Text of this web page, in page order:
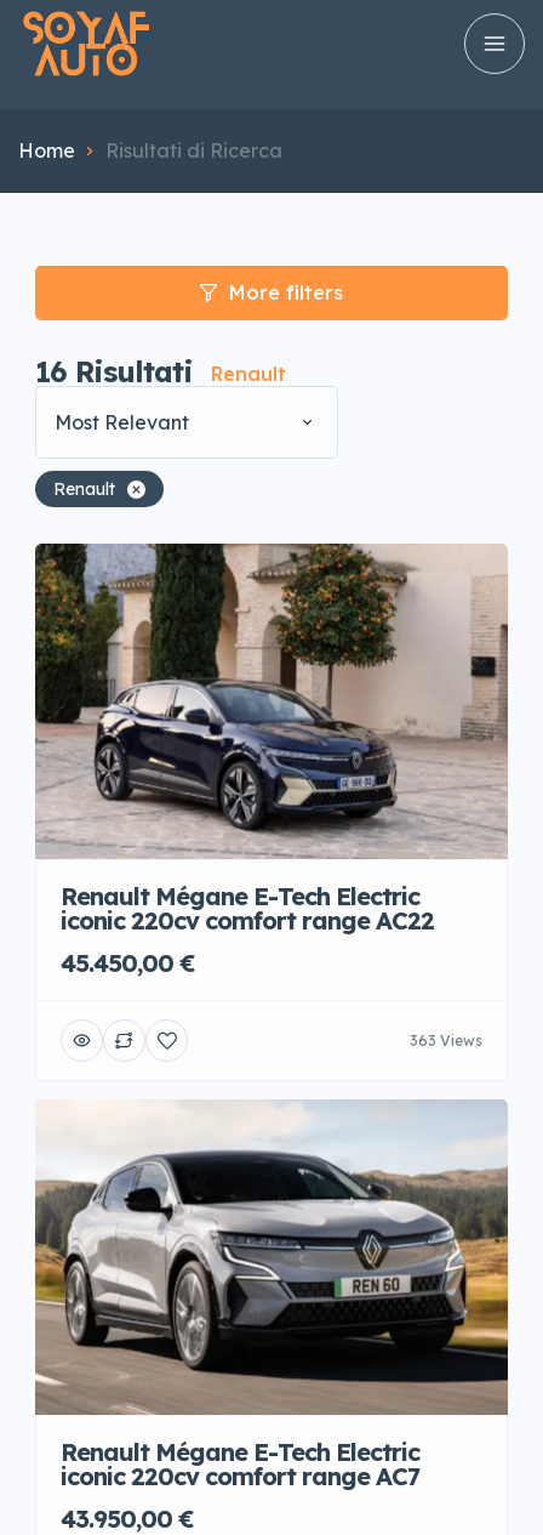
Home Risultati di Ricerca
More filters
16 Risultati
Renault
Most Relevant
Renault
Renault Mégane E-Tech Electric
iconic 220cv comfort range AC22
45.450,00 €
363 Views
Renault Mégane E-Tech Electric
iconic 220cv comfort range AC7
43.950,00 €